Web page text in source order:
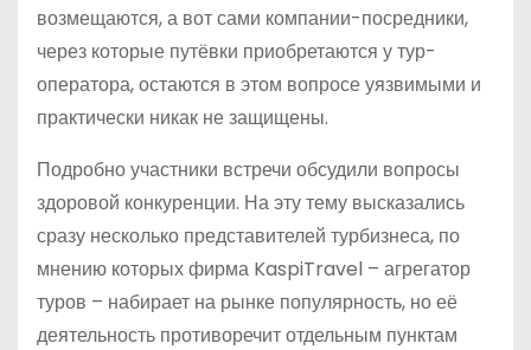
возмещаются, а вот сами компании-посредники,
через которые путёвки приобретаются у тур­
оператора, остаются в этом вопросе уязвимыми и
практически никак не защищены.
Подробно участники встречи обсудили вопросы
здоровой конкуренции. На эту тему высказались
сразу несколько представителей турбизнеса, по
мнению которых фирма KaspiTravel – агрегатор
туров – набирает на рынке популярность, но её
деятельность противоречит отдельным пунктам